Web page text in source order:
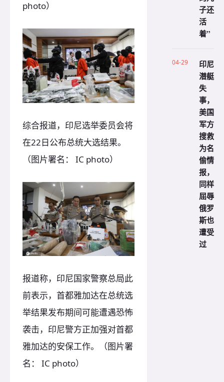
photo）
综合报道，印尼选举委员会将
在22日公布总统大选结果。
（图片署名： IC photo）
报道称，印尼国家警察总局此
前表示，首都雅加达在总统选
举结果发布期间可能遭遇恐怖
袭击，印尼警方正加强对首都
雅加达的安保工作。（图片署
名： IC photo）
子还
活
着”
04-29
印尼
潜艇
失
事，
美国
军方
搜救
为名
偷情
报，
同样
屈辱
俄罗
斯也
遭受
过